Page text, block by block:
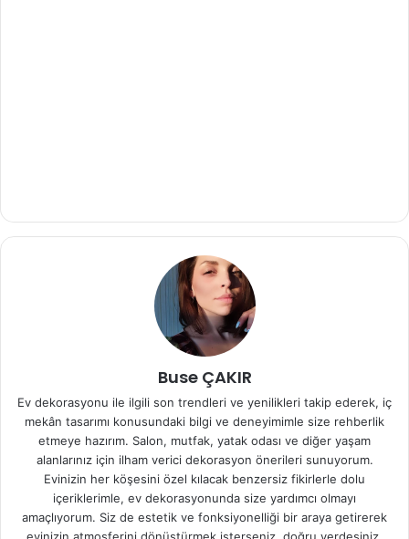
Buse ÇAKIR
Ev dekorasyonu ile ilgili son trendleri ve yenilikleri takip ederek, iç
mekân tasarımı konusundaki bilgi ve deneyimimle size rehberlik
etmeye hazırım. Salon, mutfak, yatak odası ve diğer yaşam
alanlarınız için ilham verici dekorasyon önerileri sunuyorum.
Evinizin her köşesini özel kılacak benzersiz fikirlerle dolu
içeriklerimle, ev dekorasyonunda size yardımcı olmayı
amaçlıyorum. Siz de estetik ve fonksiyonelliği bir araya getirerek